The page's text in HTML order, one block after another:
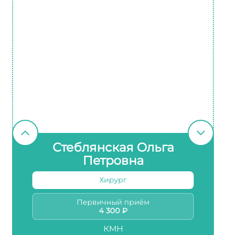
Стеблянская Ольга
Петровна
Хирург
Первичный приём
4 300 ₽
КМН